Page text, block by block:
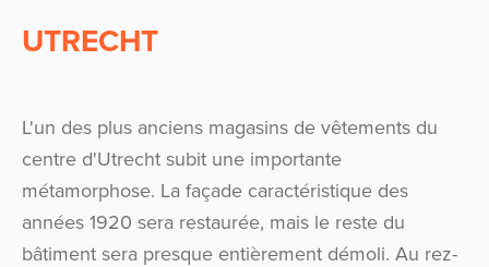
UTRECHT
L'un des plus anciens magasins de vêtements du
centre d'Utrecht subit une importante
métamorphose. La façade caractéristique des
années 1920 sera restaurée, mais le reste du
bâtiment sera presque entièrement démoli. Au rez-